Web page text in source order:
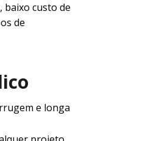
, baixo custo de
de
e longa